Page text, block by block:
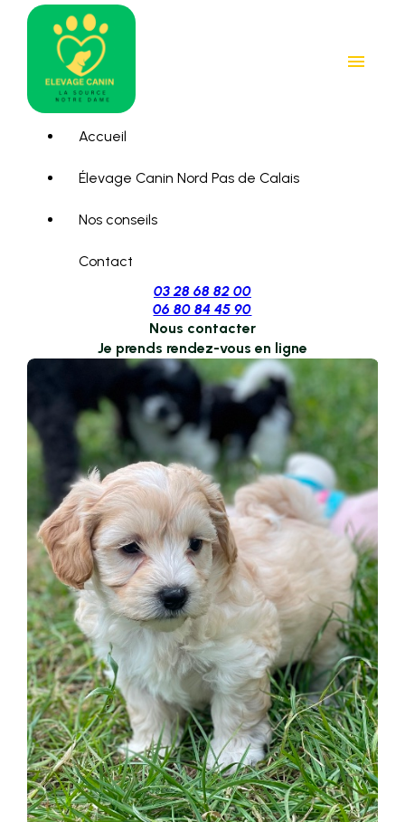
menu
Accueil
Élevage Canin Nord Pas de Calais
Nos conseils
Contact
03 28 68 82 00
06 80 84 45 90
Nous contacter
Je prends rendez-vous en ligne
Panneau de gestion des cookies